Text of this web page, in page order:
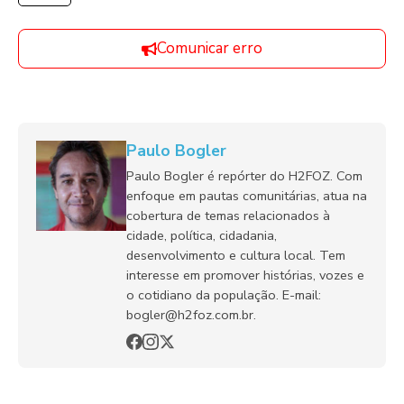
Comunicar erro
Paulo Bogler
Paulo Bogler é repórter do H2FOZ. Com
enfoque em pautas comunitárias, atua na
cobertura de temas relacionados à
cidade, política, cidadania,
desenvolvimento e cultura local. Tem
interesse em promover histórias, vozes e
o cotidiano da população. E-mail:
bogler@h2foz.com.br.